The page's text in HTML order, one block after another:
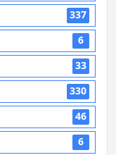
337
6
33
330
46
6